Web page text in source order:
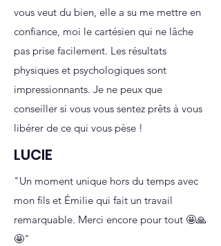
vous veut du bien, elle a su me mettre en
confiance, moi le cartésien qui ne lâche
pas prise facilement. Les résultats
physiques et psychologiques sont
impressionnants. Je ne peux que
conseiller si vous vous sentez prêts à vous
libérer de ce qui vous pèse !
LUCIE
"Un moment unique hors du temps avec
mon fils et Émilie qui fait un travail
remarquable. Merci encore pour tout 🤩🙏
🤩"